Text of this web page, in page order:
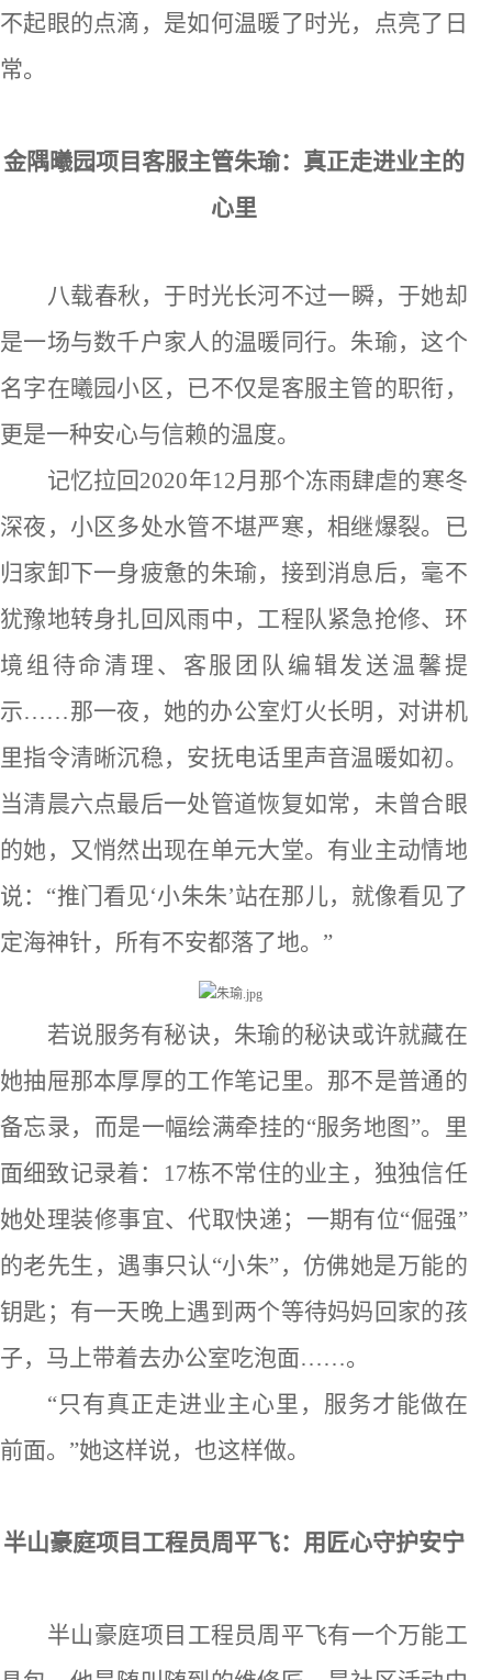
不起眼的点滴，是如何温暖了时光，点亮了日
常。
金隅曦园项目客服主管朱瑜：真正走进业主的
心里
八载春秋，于时光长河不过一瞬，于她却
是一场与数千户家人的温暖同行。朱瑜，这个
名字在曦园小区，已不仅是客服主管的职衔，
更是一种安心与信赖的温度。
记忆拉回2020年12月那个冻雨肆虐的寒冬
深夜，小区多处水管不堪严寒，相继爆裂。已
归家卸下一身疲惫的朱瑜，接到消息后，毫不
犹豫地转身扎回风雨中，工程队紧急抢修、环
境组待命清理、客服团队编辑发送温馨提
示……那一夜，她的办公室灯火长明，对讲机
里指令清晰沉稳，安抚电话里声音温暖如初。
当清晨六点最后一处管道恢复如常，未曾合眼
的她，又悄然出现在单元大堂。有业主动情地
说：“推门看见‘小朱朱’站在那儿，就像看见了
定海神针，所有不安都落了地。”
若说服务有秘诀，朱瑜的秘诀或许就藏在
她抽屉那本厚厚的工作笔记里。那不是普通的
备忘录，而是一幅绘满牵挂的“服务地图”。里
面细致记录着：17栋不常住的业主，独独信任
她处理装修事宜、代取快递；一期有位“倔强”
的老先生，遇事只认“小朱”，仿佛她是万能的
钥匙；有一天晚上遇到两个等待妈妈回家的孩
子，马上带着去办公室吃泡面……。
“只有真正走进业主心里，服务才能做在
前面。”她这样说，也这样做。
半山豪庭项目工程员周平飞：用匠心守护安宁
半山豪庭项目工程员周平飞有一个万能工